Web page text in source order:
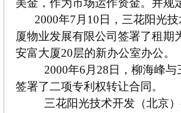
美金，作为市场运作资金。并规
2000年7月10日，三花阳光
厦物业发展有限公司签署了租期
安富大厦20层的新办公室办公。
2000年6月28日，柳海峰
签署了二项专利权转让合同。
三花阳光技术开发（北京